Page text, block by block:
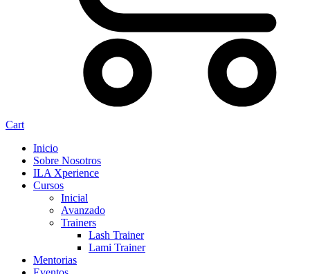
Cart
Inicio
Sobre Nosotros
ILA Xperience
Cursos
Inicial
Avanzado
Trainers
Lash Trainer
Lami Trainer
Mentorias